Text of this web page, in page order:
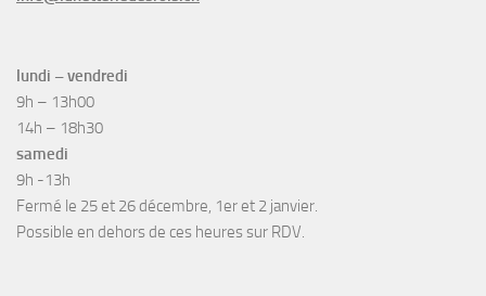
lundi – vendredi
9h – 13h00
14h – 18h30
samedi
9h -13h
Fermé le 25 et 26 décembre, 1er et 2 janvier.
Possible en dehors de ces heures sur RDV.